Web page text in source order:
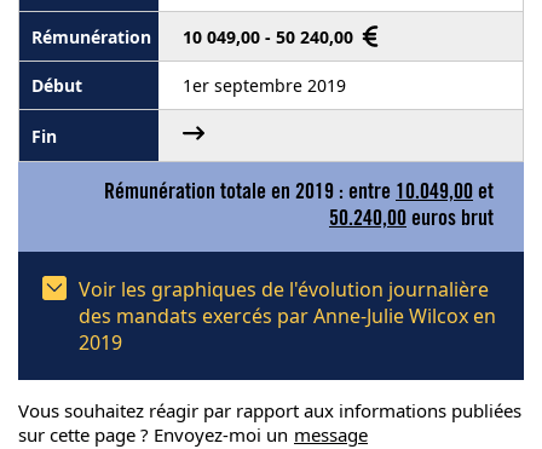
10 049,00 - 50 240,00
1er septembre 2019
Rémunération totale en 2019 : entre 10.049,00 et
50.240,00 euros brut
Voir les graphiques de l'évolution journalière
des mandats exercés par Anne-Julie Wilcox en
2019
Vous souhaitez réagir par rapport aux informations publiées
sur cette page ? Envoyez-moi un message